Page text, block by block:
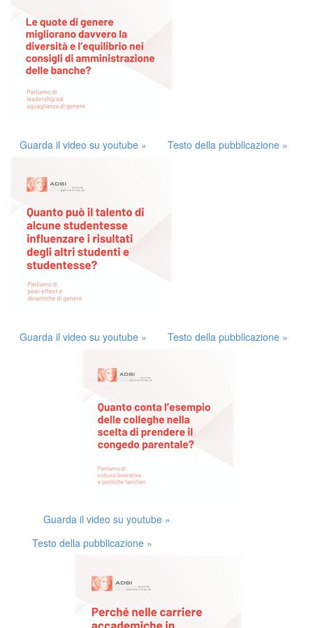
Guarda il video su youtube » Testo della pubblicazione »
Guarda il video su youtube » Testo della pubblicazione »
Guarda il video su youtube »
Testo della pubblicazione »